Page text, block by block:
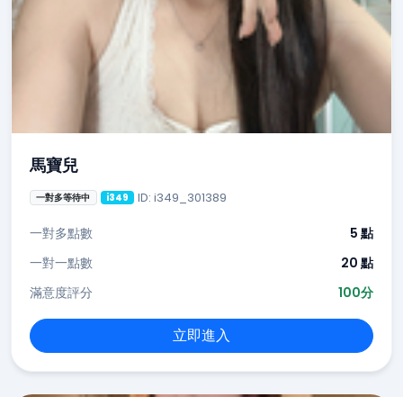
馬寶兒
一對多等待中 i349 ID: i349_301389
一對多點數
5 點
一對一點數
20 點
滿意度評分
100分
立即進入